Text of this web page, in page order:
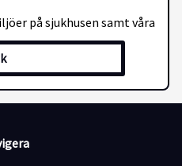
på sjukhusen samt våra